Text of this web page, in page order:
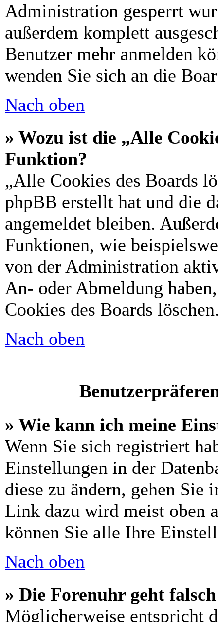
Administration gesperrt
außerdem komplett
Benutzer mehr anmelden
wenden Sie sich an die
Nach oben
» Wozu ist die „Alle
Funktion?
„Alle Cookies des Boards
phpBB erstellt hat und die
angemeldet bleiben.
Funktionen, wie
von der Administration
An- oder Abmeldung
Cookies des Boards
Nach oben
» Wie kann ich meine
Wenn Sie sich registriert
Einstellungen in der
diese zu ändern, gehen Sie
Link dazu wird meist oben
können Sie alle Ihre
Nach oben
» Die Forenuhr geht
Möglicherweise entspricht